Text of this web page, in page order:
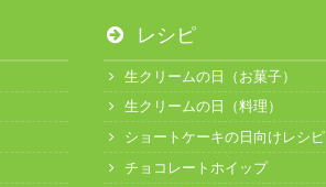
レシピ
生クリームの日（お菓子）
生クリームの日（料理）
ショートケーキの日向けレシピ
チョコレートホイップ